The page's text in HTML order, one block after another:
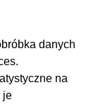
00:20:15
danych
na
je